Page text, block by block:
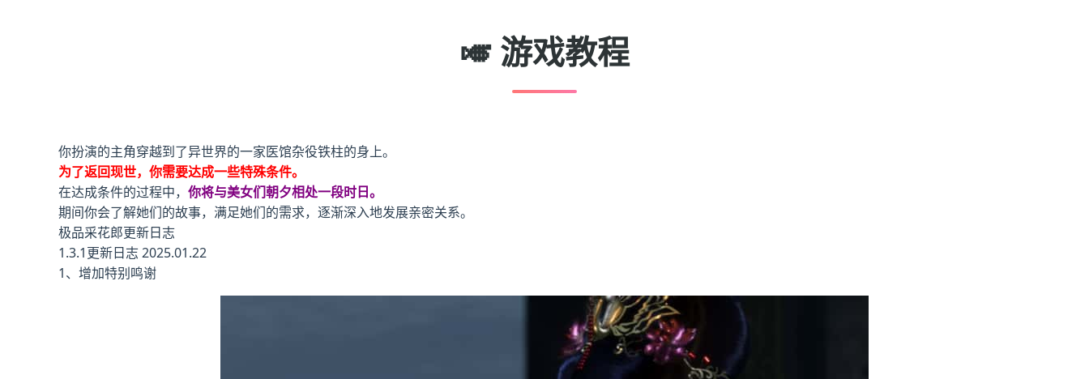
🎺 游戏教程
你扮演的主角穿越到了异世界的一家医馆杂役铁柱的身上。
为了返回现世，你需要达成一些特殊条件。
在达成条件的过程中， 你将与美女们朝夕相处一段时日。
期间你会了解她们的故事，满足她们的需求，逐渐深入地发展亲密关系。
极品采花郎更新日志
1.3.1更新日志 2025.01.22
1、增加特别鸣谢